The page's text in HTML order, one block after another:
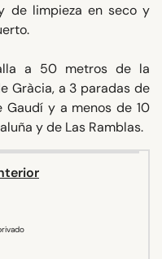
de limpieza en seco y
a 50 metros de la
Gràcia, a 3 paradas de
Gaudí y a menos de 10
y de Las Ramblas.